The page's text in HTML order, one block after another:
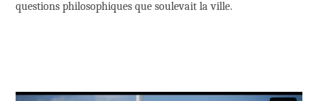
questions philosophiques que soulevait la ville.